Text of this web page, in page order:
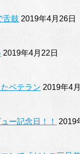
舌鼓 2019年4月26日
2019年4月22日
ベテラン 2019年4
ー記念日！！ 2019